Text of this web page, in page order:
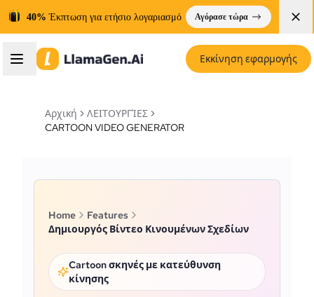
40% Έκπτωση για ετήσιο λογαριασμό Αγόρασε τώρα
Εκκίνηση εφαρμογής
Αρχική
ΛΕΙΤΟΥΡΓΊΕΣ
CARTOON VIDEO GENERATOR
Home
Features
Δημιουργός Βίντεο Κινουμένων Σχεδίων
Cartoon σκηνές με κατεύθυνση
κίνησης